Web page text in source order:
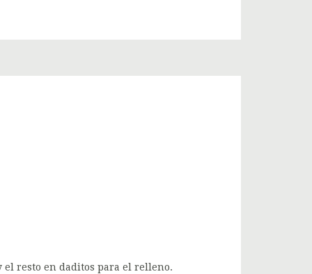
resto en daditos para el relleno.